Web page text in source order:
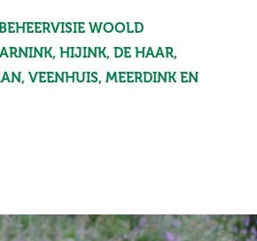
WOOLD
HIJINK, DE HAAR,
VEENHUIS, MEERDINK EN